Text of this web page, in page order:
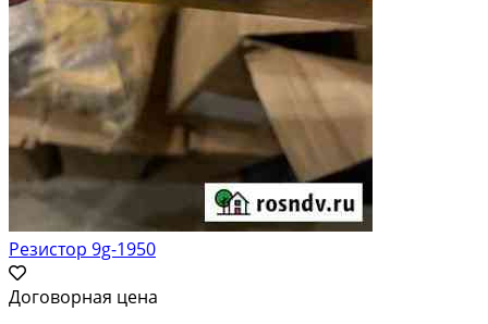
Резистор 9g-1950
Договорная цена